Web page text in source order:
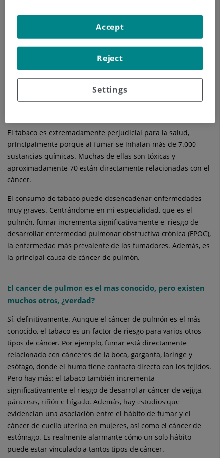
los pulmones. Además, charlamos con una trabajadora del
centro, la directora de personas del HUSC, exfumadora, que
nos explica cómo dejó de fumar y los beneficios que ha
Hoy hablamos con elDr. Erik Odreman, Jefe del Servicio
El tabaco es extremadamente perjudicial para la salud,
principalmente porque al fumar se inhalan más de 7.000
sustancias químicas. Muchas de ellas son tóxicas y
aproximadamente 70 están directamente relacionadas con el
cáncer.
El consumo de tabaco puede desencadenar enfermedades
muy graves. Centrándome en mi especialidad, que es el
pulmón, fumar incrementa significativamente el riesgo de
desarrollar enfermedad pulmonar obstructiva crónica (EPOC),
la enfermedad más prevalente de los fumadores. Además, es
la principal causa de cáncer de pulmón.
El cáncer de pulmón es el más conocido, pero existen
muchos otros, ¿verdad?
Sí, definitivamente. Aunque el cáncer de pulmón es el más
conocido, el tabaco es un factor de riesgo para varios otros
tipos de cáncer. Por ejemplo, fumar está directamente
relacionado con cánceres de la boca, garganta, laringe y
esófago, donde el humo tiene contacto directo con los tejidos.
Pero hay más: el tabaco también incrementa
significativamente el riesgo de desarrollar cáncer de vejiga,
páncreas, riñón e hígado. Además, hay estudios que
evidencian una asociación entre el hábito de fumar y el
cáncer de cuello uterino en mujeres, así como el cáncer de
estómago. Es realmente alarmante cómo un solo hábito
puede estar vinculado a tantos tipos de cáncer.
Settings
Reject
Accept